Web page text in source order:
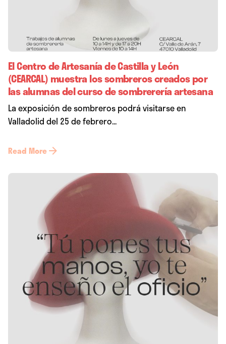
El Centro de Artesanía de Castilla y León
(CEARCAL) muestra los sombreros creados por
las alumnas del curso de sombrerería artesana
La exposición de sombreros podrá visitarse en
Valladolid del 25 de febrero...
Read More